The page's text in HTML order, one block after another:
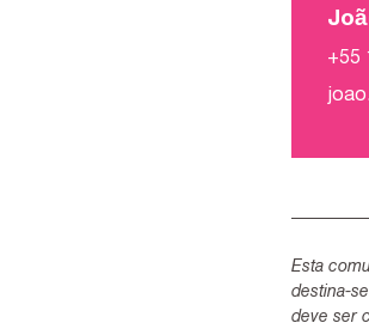
+55
Esta
destina-
deve ser